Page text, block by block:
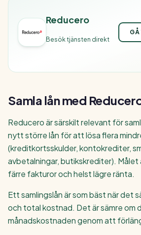
Reducero
Besök tjänsten direkt
GÅ
Samla lån med
Reducero är särskilt relevant för
nytt större lån för att lösa flera
(kreditkortsskulder, kontokrediter,
avbetalningar, butikskrediter).
färre fakturor och helst lägre ränta.
Ett samlingslån är som bäst när det
och total kostnad. Det är sämre om
månadskostnaden genom att